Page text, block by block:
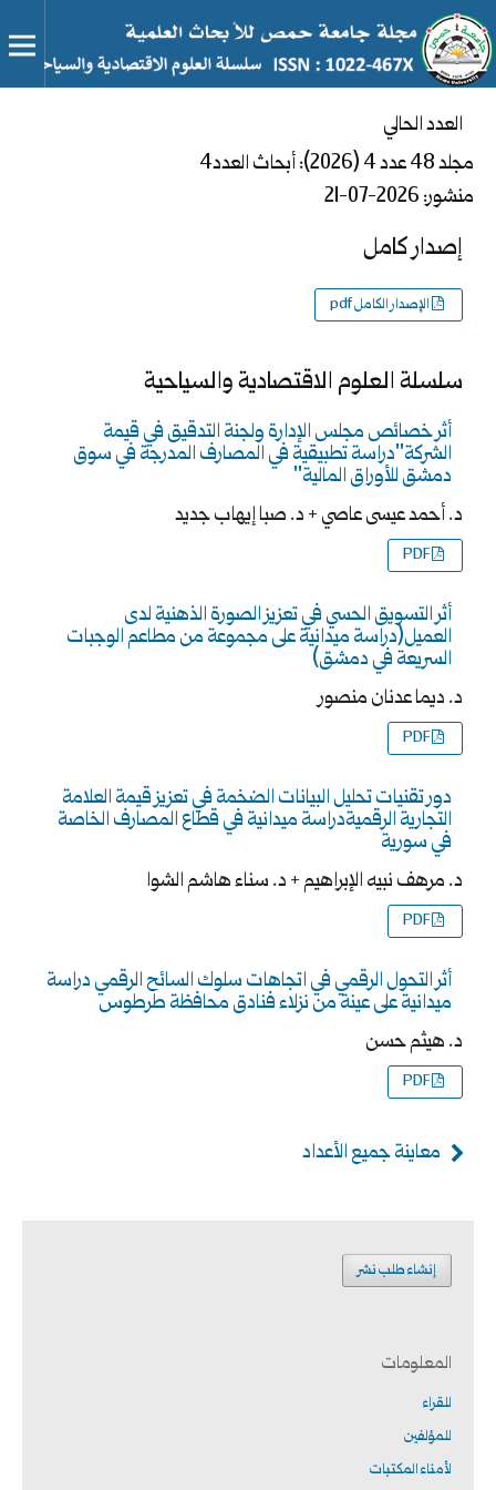
العدد الحالي
مجلد 48 عدد 4 (2026): أبحاث العدد4
منشور: 2026-07-21
إصدار كامل
الإصدار الكامل pdf
سلسلة العلوم الاقتصادية والسياحية
أثر خصائص مجلس الإدارة ولجنة التدقيق في قيمة
الشركة"دراسة تطبيقية في المصارف المدرجة في سوق
دمشق للأوراق المالية"
د. أحمد عيسى عاصي + د. صبا إيهاب جديد
PDF
أثر التسويق الحسي في تعزيز الصورة الذهنية لدى
العميل(دراسة ميدانية على مجموعة من مطاعم الوجبات
السريعة في دمشق)
د. ديما عدنان منصور
PDF
دور تقنيات تحليل البيانات الضخمة في تعزيز قيمة العلامة
التجارية الرقميةدراسة ميدانية في قطاع المصارف الخاصة
في سورية
د. مرهف نبيه الإبراهيم + د. سناء هاشم الشوا
PDF
أثر التحول الرقمي في اتجاهات سلوك السائح الرقمي دراسة
ميدانية على عينة من نزلاء فنادق محافظة طرطوس
د. هيثم حسن
PDF
معاينة جميع الأعداد
إنشاء طلب نشر
المعلومات
للقراء
للمؤلفين
لأمناء المكتبات